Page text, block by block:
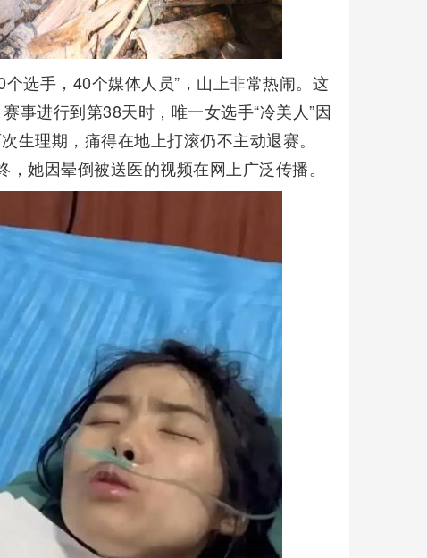
选手，40个媒体人员”，山上非常热闹。这
事进行到第38天时，唯一女选手“冷美人”因
生理期，痛得在地上打滚仍不主动退赛。
她因晕倒被送医的视频在网上广泛传播。